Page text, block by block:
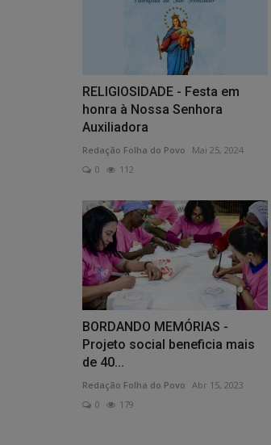
RELIGIOSIDADE - Festa em
honra à Nossa Senhora
Auxiliadora
Redação Folha do Povo
Mai 25, 2024
0
112
BORDANDO MEMÓRIAS -
Projeto social beneficia mais
de 40...
Redação Folha do Povo Abr 15, 2023
0
179
pública...
EM AGOSTO -
impactos da